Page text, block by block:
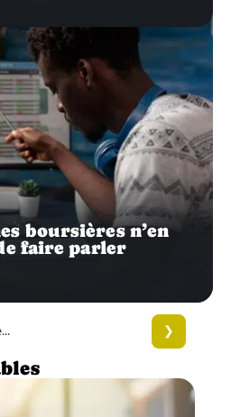
boursières n’en
faire parler